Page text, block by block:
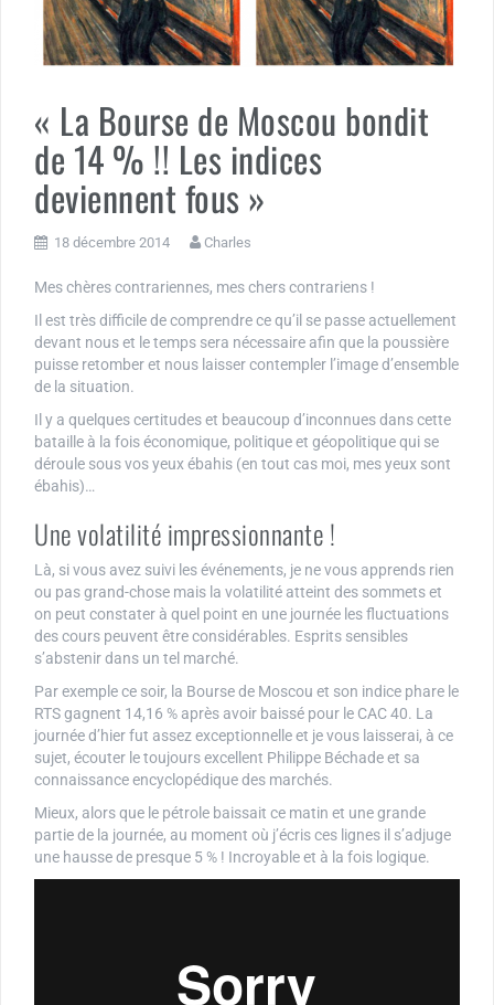
« La Bourse de Moscou bondit
de 14 % !! Les indices
deviennent fous »
18 décembre 2014 Charles
Mes chères contrariennes, mes chers contrariens !
Il est très difficile de comprendre ce qu’il se passe actuellement
devant nous et le temps sera nécessaire afin que la poussière
puisse retomber et nous laisser contempler l’image d’ensemble
de la situation.
Il y a quelques certitudes et beaucoup d’inconnues dans cette
bataille à la fois économique, politique et géopolitique qui se
déroule sous vos yeux ébahis (en tout cas moi, mes yeux sont
ébahis)…
Une volatilité impressionnante !
Là, si vous avez suivi les événements, je ne vous apprends rien
ou pas grand-chose mais la volatilité atteint des sommets et
on peut constater à quel point en une journée les fluctuations
des cours peuvent être considérables. Esprits sensibles
s’abstenir dans un tel marché.
Par exemple ce soir, la Bourse de Moscou et son indice phare le
RTS gagnent 14,16 % après avoir baissé pour le CAC 40. La
journée d’hier fut assez exceptionnelle et je vous laisserai, à ce
sujet, écouter le toujours excellent Philippe Béchade et sa
connaissance encyclopédique des marchés.
Mieux, alors que le pétrole baissait ce matin et une grande
partie de la journée, au moment où j’écris ces lignes il s’adjuge
une hausse de presque 5 % ! Incroyable et à la fois logique.